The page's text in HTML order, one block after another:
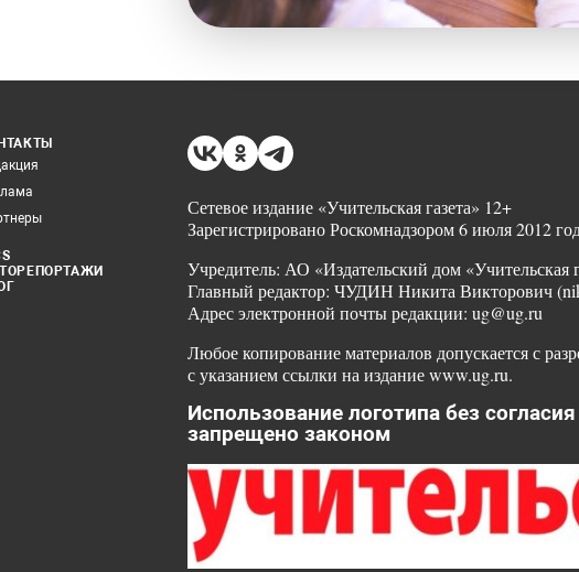
Сетевое издание «Учительская газета» 12+
Зарегистрировано Роскомнадзором 6 июля 2012
Учредитель: АО «Издательский дом «Учительская
Главный редактор: ЧУДИН Никита Викторович
Адрес электронной почты редакции: ug@ug.ru
Любое копирование материалов допускается с
с указанием ссылки на издание www.ug.ru.
Использование логотипа без
запрещено законом